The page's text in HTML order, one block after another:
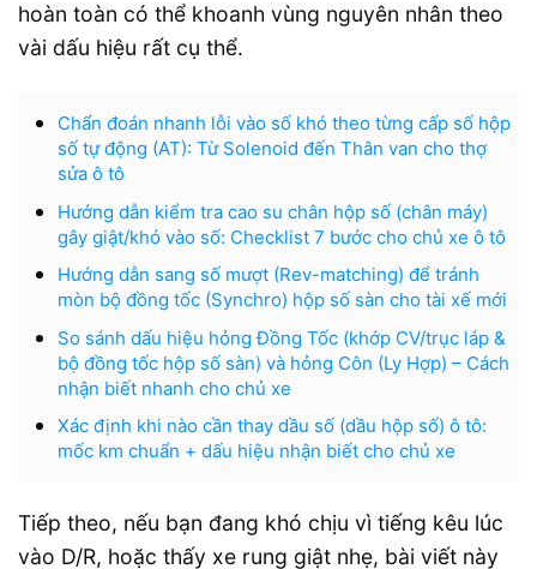
hoàn toàn có thể khoanh vùng nguyên nhân theo
vài dấu hiệu rất cụ thể.
Chẩn đoán nhanh lỗi vào số khó theo từng cấp số hộp
số tự động (AT): Từ Solenoid đến Thân van cho thợ
sửa ô tô
Hướng dẫn kiểm tra cao su chân hộp số (chân máy)
gây giật/khó vào số: Checklist 7 bước cho chủ xe ô tô
Hướng dẫn sang số mượt (Rev-matching) để tránh
mòn bộ đồng tốc (Synchro) hộp số sàn cho tài xế mới
So sánh dấu hiệu hỏng Đồng Tốc (khớp CV/trục láp &
bộ đồng tốc hộp số sàn) và hỏng Côn (Ly Hợp) – Cách
nhận biết nhanh cho chủ xe
Xác định khi nào cần thay dầu số (dầu hộp số) ô tô:
mốc km chuẩn + dấu hiệu nhận biết cho chủ xe
Tiếp theo, nếu bạn đang khó chịu vì tiếng kêu lúc
vào D/R, hoặc thấy xe rung giật nhẹ, bài viết này